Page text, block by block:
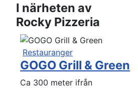
I närheten av
Rocky Pizzeria
Restauranger
GOGO Grill & Green
Ca 300 meter ifrån